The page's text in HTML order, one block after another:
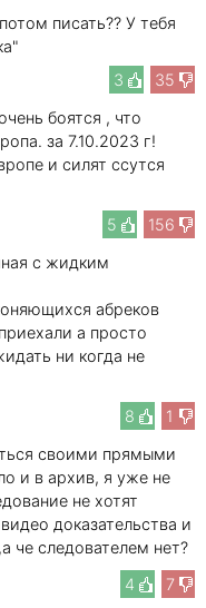
писать?? У тебя
3
35
боятся , что
за 7.10.2023 г!
и силят ссутся
5
156
с жидким
абреков
а просто
ни когда не
8
1
своими прямыми
и в архив, я уже не
не хотят
доказательства и
че следователем нет?
4
7